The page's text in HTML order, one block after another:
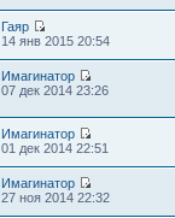
Гаяр
14 янв 2015 20:54
Имагинатор
07 дек 2014 23:26
Имагинатор
01 дек 2014 22:51
Имагинатор
27 ноя 2014 22:32